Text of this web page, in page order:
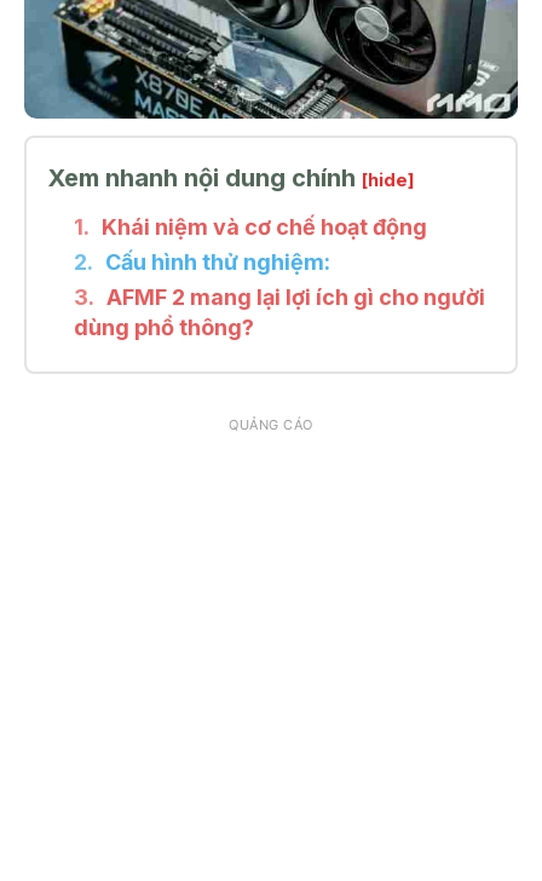
Xem nhanh nội dung chính [hide]
Khái niệm và cơ chế hoạt động
Cấu hình thử nghiệm:
AFMF 2 mang lại lợi ích gì cho người
dùng phổ thông?
QUẢNG CÁO